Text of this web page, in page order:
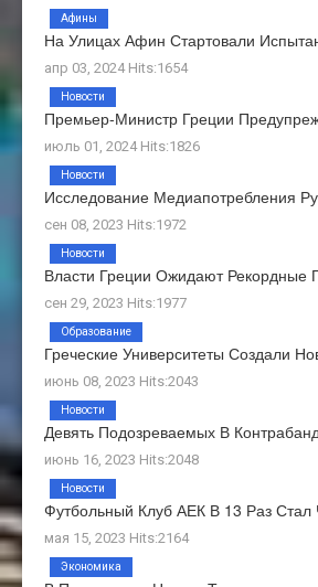
На Улицах Афин Стартовали
апр 03, 2024 Hits:1654
Афины
Премьер-Министр Греции
июль 01, 2024 Hits:1826
Новости
Исследование Медиапотребления
сен 08, 2023 Hits:1972
Новости
Власти Греции Ожидают Рекордные
сен 29, 2023 Hits:1977
Новости
Греческие Университеты Создали
июнь 08, 2023 Hits:2043
Образование
Девять Подозреваемых В
июнь 16, 2023 Hits:2048
Новости
Футбольный Клуб АЕК В 13 Раз
мая 15, 2023 Hits:2164
Новости
Экономика